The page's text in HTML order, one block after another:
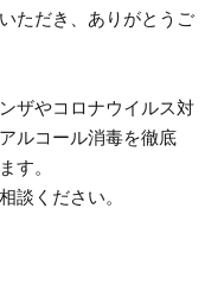
ただき、ありがとうご
ザやコロナウイルス対
ルコール消毒を徹底
す。
談ください。